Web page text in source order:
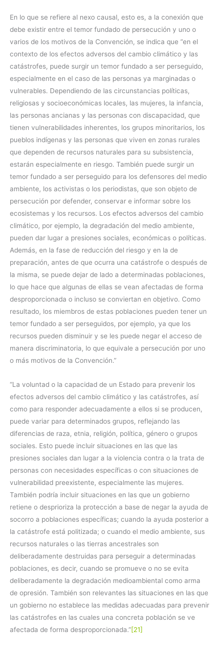
En lo que se refiere al nexo causal, esto es, a la conexión que
debe existir entre el temor fundado de persecución y uno o
varios de los motivos de la Convención, se indica que “en el
contexto de los efectos adversos del cambio climático y las
catástrofes, puede surgir un temor fundado a ser perseguido,
especialmente en el caso de las personas ya marginadas o
vulnerables. Dependiendo de las circunstancias políticas,
religiosas y socioeconómicas locales, las mujeres, la infancia,
las personas ancianas y las personas con discapacidad, que
tienen vulnerabilidades inherentes, los grupos minoritarios, los
pueblos indígenas y las personas que viven en zonas rurales
que dependen de recursos naturales para su subsistencia,
estarán especialmente en riesgo. También puede surgir un
temor fundado a ser perseguido para los defensores del medio
ambiente, los activistas o los periodistas, que son objeto de
persecución por defender, conservar e informar sobre los
ecosistemas y los recursos. Los efectos adversos del cambio
climático, por ejemplo, la degradación del medio ambiente,
pueden dar lugar a presiones sociales, económicas o políticas.
Además, en la fase de reducción del riesgo y en la de
preparación, antes de que ocurra una catástrofe o después de
la misma, se puede dejar de lado a determinadas poblaciones,
lo que hace que algunas de ellas se vean afectadas de forma
desproporcionada o incluso se conviertan en objetivo. Como
resultado, los miembros de estas poblaciones pueden tener un
temor fundado a ser perseguidos, por ejemplo, ya que los
recursos pueden disminuir y se les puede negar el acceso de
manera discriminatoria, lo que equivale a persecución por uno
o más motivos de la Convención.”
“La voluntad o la capacidad de un Estado para prevenir los
efectos adversos del cambio climático y las catástrofes, así
como para responder adecuadamente a ellos si se producen,
puede variar para determinados grupos, reflejando las
diferencias de raza, etnia, religión, política, género o grupos
sociales. Esto puede incluir situaciones en las que las
presiones sociales dan lugar a la violencia contra o la trata de
personas con necesidades específicas o con situaciones de
vulnerabilidad preexistente, especialmente las mujeres.
También podría incluir situaciones en las que un gobierno
retiene o desprioriza la protección a base de negar la ayuda de
socorro a poblaciones específicas; cuando la ayuda posterior a
la catástrofe está politizada; o cuando el medio ambiente, sus
recursos naturales o las tierras ancestrales son
deliberadamente destruidas para perseguir a determinadas
poblaciones, es decir, cuando se promueve o no se evita
deliberadamente la degradación medioambiental como arma
de opresión. También son relevantes las situaciones en las que
un gobierno no establece las medidas adecuadas para prevenir
las catástrofes en las cuales una concreta población se ve
afectada de forma desproporcionada.”[21]